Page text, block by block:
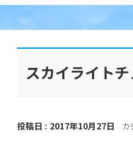
スカイライト
投稿日 : 2017年10月27日 カ